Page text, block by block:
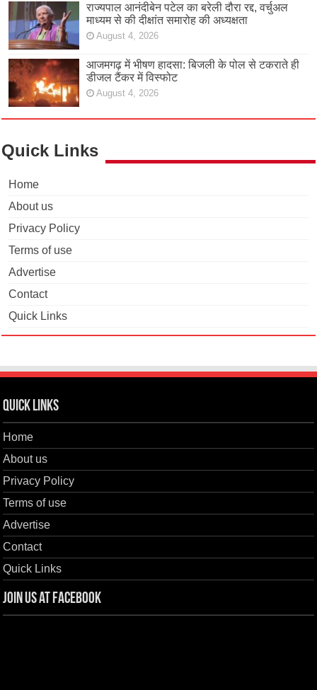
राज्यपाल आनंदीबेन पटेल का बरेली दौरा रद्द, वर्चुअल
माध्यम से की दीक्षांत समारोह की अध्यक्षता
August 4, 2026
आजमगढ़ में भीषण हादसा: बिजली के पोल से टकराते ही
डीजल टैंकर में विस्फोट
August 4, 2026
Quick Links
Home
About us
Privacy Policy
Terms of use
Advertise
Contact
Quick Links
Quick Links
Home
About us
Privacy Policy
Terms of use
Advertise
Contact
Quick Links
Join us at Facebook